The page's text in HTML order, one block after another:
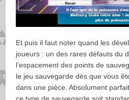
Et puis il faut noter quand les
joueurs : un des rares défauts du
l’espacement des points de
le jeu sauvegarde dès que vous
dans une pièce. Absolument